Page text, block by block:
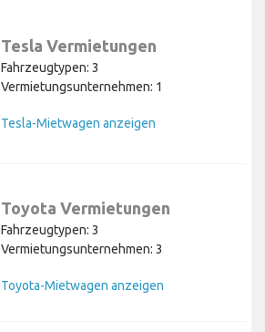
Tesla Vermietungen
Fahrzeugtypen: 3
Vermietungsunternehmen: 1
Tesla-Mietwagen anzeigen
Toyota Vermietungen
Fahrzeugtypen: 3
Vermietungsunternehmen: 3
Toyota-Mietwagen anzeigen